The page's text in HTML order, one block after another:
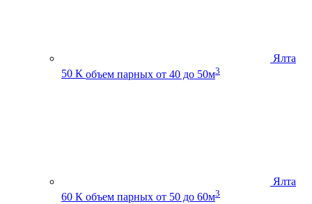
Ялта
50 К объем парных от 40 до 50м3
Ялта
60 К объем парных от 50 до 60м3